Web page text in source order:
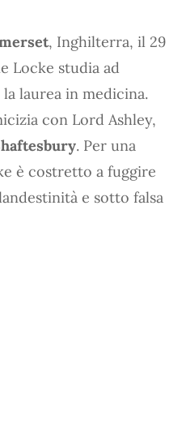
, Inghilterra, il 29
Locke studia ad
laurea in medicina.
con Lord Ashley,
. Per una
è costretto a fuggire
e sotto falsa